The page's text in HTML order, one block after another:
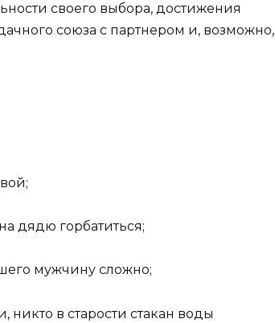
своего выбора, достижения
союза с партнером и, возможно,
дядю горбатиться;
мужчину сложно;
никто в старости стакан воды